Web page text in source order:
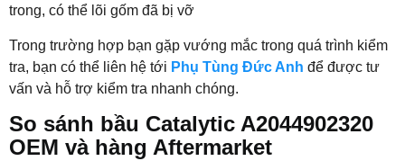
trong, có thể lõi gốm đã bị vỡ
Trong trường hợp bạn gặp vướng mắc trong quá trình kiểm
tra, bạn có thể liên hệ tới Phụ Tùng Đức Anh để được tư
vấn và hỗ trợ kiểm tra nhanh chóng.
So sánh bầu Catalytic A2044902320
OEM và hàng Aftermarket